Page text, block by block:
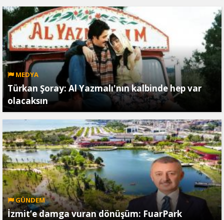
MEDYA
Türkan Şoray: Al Yazmalı'nın kalbinde hep var
olacaksın
GÜNDEM
İzmit’e damga vuran dönüşüm: FuarPark